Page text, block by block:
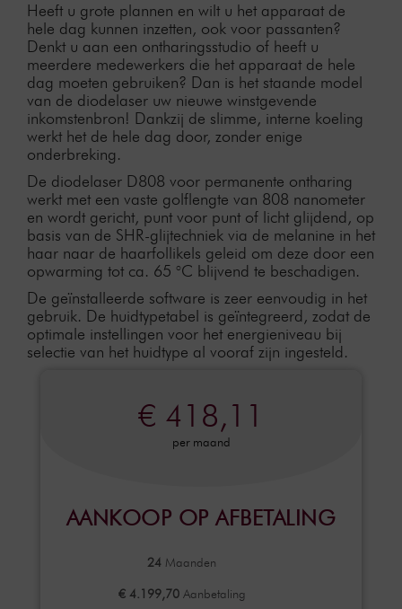
Heeft u grote plannen en wilt u het apparaat de
hele dag kunnen inzetten, ook voor passanten?
Denkt u aan een ontharingsstudio of heeft u
meerdere medewerkers die het apparaat de hele
dag moeten gebruiken? Dan is het staande model
van de diodelaser uw nieuwe winstgevende
inkomstenbron! Dankzij de slimme, interne koeling
werkt het de hele dag door, zonder enige
onderbreking.
De diodelaser D808 voor permanente ontharing
werkt met een vaste golflengte van 808 nanometer
en wordt gericht, punt voor punt of licht glijdend, op
basis van de SHR-glijtechniek via de melanine in het
haar naar de haarfollikels geleid om deze door een
opwarming tot ca. 65 °C blijvend te beschadigen.
De geïnstalleerde software is zeer eenvoudig in het
gebruik. De huidtypetabel is geïntegreerd, zodat de
optimale instellingen voor het energieniveau bij
selectie van het huidtype al vooraf zijn ingesteld.
€ 418,11
per maand
AANKOOP OP AFBETALING
24 Maanden
€ 4.199,70Aanbetaling